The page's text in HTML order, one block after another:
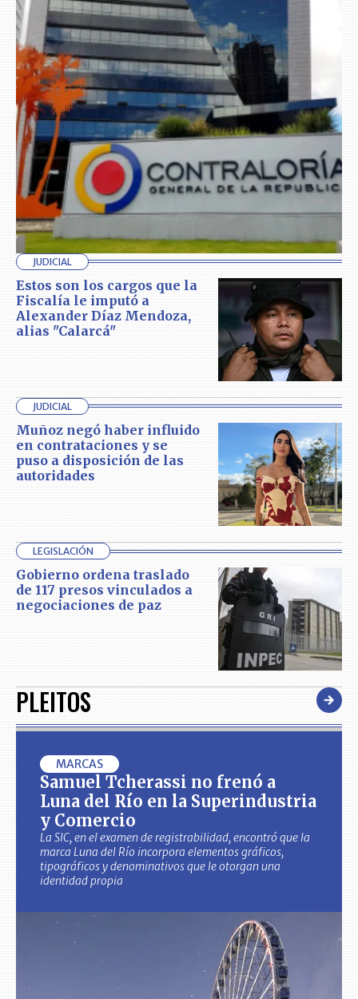
JUDICIAL
Estos son los cargos que la
Fiscalía le imputó a
Alexander Díaz Mendoza,
alias "Calarcá"
JUDICIAL
Muñoz negó haber influido
en contrataciones y se
puso a disposición de las
autoridades
LEGISLACIÓN
Gobierno ordena traslado
de 117 presos vinculados a
negociaciones de paz
PLEITOS
MARCAS
Samuel Tcherassi no frenó a
Luna del Río en la Superindustria
y Comercio
La SIC, en el examen de registrabilidad, encontró que la
marca Luna del Río incorpora elementos gráficos,
tipográficos y denominativos que le otorgan una
identidad propia